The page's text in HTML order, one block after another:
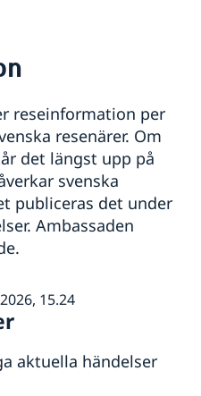
för barn med
och utanför
nu när Norge
medborgarskap
reseinformation per
resenärer. Om
det längst upp på
svenska
publiceras det under
Ambassaden
15.24
aktuella händelser